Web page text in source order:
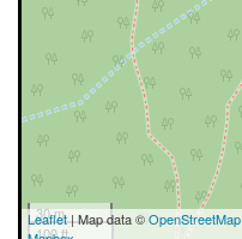
30 m
100 ft
Leaflet| Map data ©OpenStreetMap